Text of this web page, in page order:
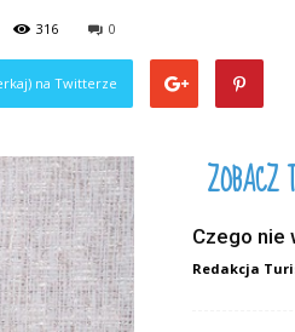
316 0
na Twitterze
Czego nie
Redakcja